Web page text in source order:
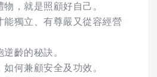
，就是照顧好自己。
能獨立、有尊嚴又從容經營
齡的秘訣。
何兼顧安全及功效。